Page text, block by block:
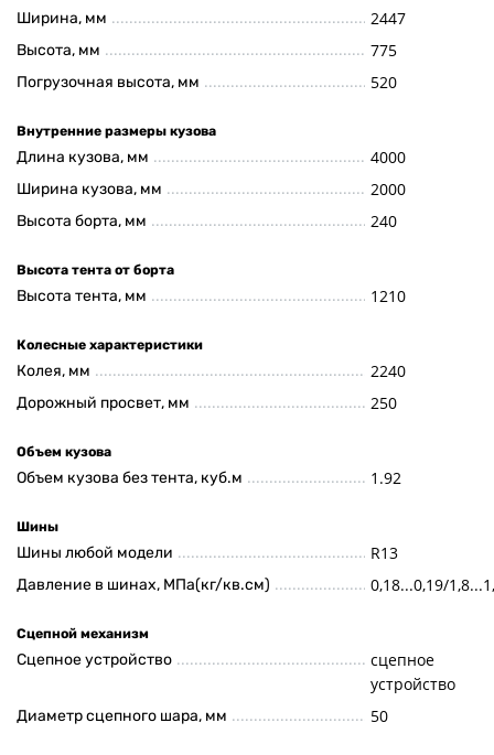
Ширина, мм 2447
Высота, мм 775
Погрузочная высота, мм 520
Внутренние размеры кузова
Длина кузова, мм 4000
Ширина кузова, мм 2000
Высота борта, мм 240
Высота тента от борта
Высота тента, мм 1210
Колесные характеристики
Колея, мм 2240
Дорожный просвет, мм 250
Объем кузова
Объем кузова без тента, куб.м 1.92
Шины
Шины любой модели R13
Давление в шинах, МПа(кг/кв.см) 0,18...0,19/
Сцепной механизм
Сцепное устройство
сцепное
устройство
Диаметр сцепного шара, мм 50